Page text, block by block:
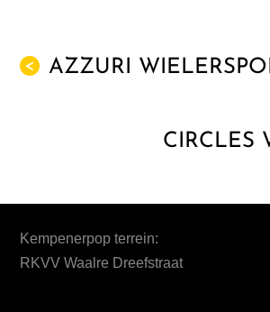
< AZZURI
CIRCLES
Kempenerpop terrein:
RKVV Waalre Dreefstraat